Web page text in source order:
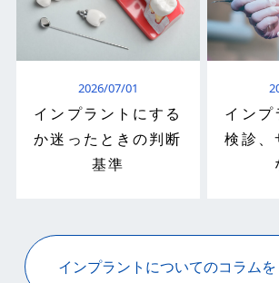
2026/07/01
インプラントにする
か迷ったときの判断
基準
インプ
検診、
インプラントについてのコラム